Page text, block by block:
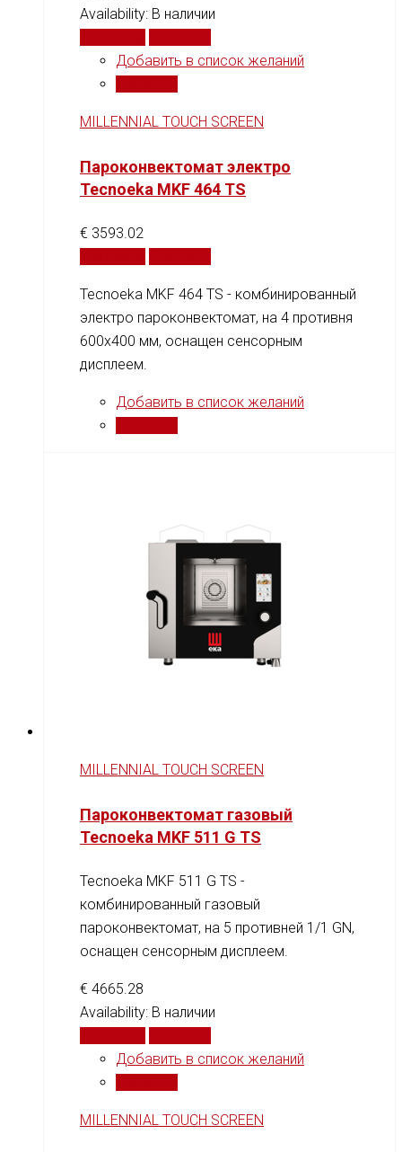
Availability: В наличии
Добавить в список желаний
MILLENNIAL TOUCH SCREEN
Пароконвектомат электро
Tecnoeka MKF 464 TS
€ 3593.02
Tecnoeka MKF 464 TS - комбинированный
электро пароконвектомат, на 4 противня
600x400 мм, оснащен сенсорным
дисплеем.
Добавить в список желаний
MILLENNIAL TOUCH SCREEN
Пароконвектомат газовый
Tecnoeka MKF 511 G TS
Tecnoeka MKF 511 G TS -
комбинированный газовый
пароконвектомат, на 5 противней 1/1 GN,
оснащен сенсорным дисплеем.
€ 4665.28
Availability: В наличии
Добавить в список желаний
MILLENNIAL TOUCH SCREEN